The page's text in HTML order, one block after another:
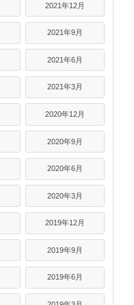
2021年12月
2021年9月
2021年6月
2021年3月
2020年12月
2020年9月
2020年6月
2020年3月
2019年12月
2019年9月
2019年6月